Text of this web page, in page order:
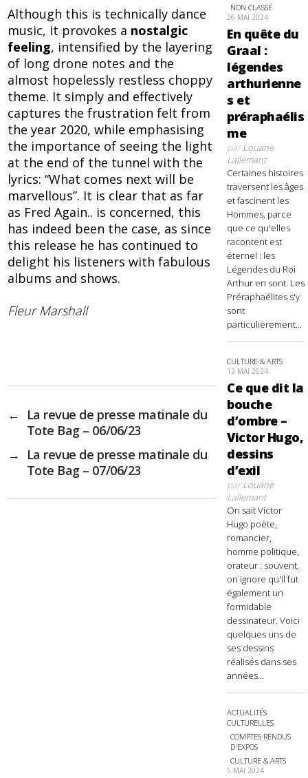
Although this is technically dance
music, it provokes a nostalgic
feeling, intensified by the layering
of long drone notes and the
almost hopelessly restless choppy
theme. It simply and effectively
captures the frustration felt from
the year 2020, while emphasising
the importance of seeing the light
at the end of the tunnel with the
lyrics: “What comes next will be
marvellous”. It is clear that as far
as Fred Again.. is concerned, this
has indeed been the case, as since
this release he has continued to
delight his listeners with fabulous
albums and shows.
Fleur Marshall
←
La revue de presse matinale du
Tote Bag – 06/06/23
→
La revue de presse matinale du
Tote Bag – 07/06/23
NON CLASSÉ
26 MAI 2024
En quête du
Graal :
légendes
arthurienne
s et
préraphaélis
me
parLouane
Lallemant
Certaines histoires
traversent les âges
et fascinent les
Hommes, parce
que ce qu'elles
racontent est
éternel : les
Légendes du Roi
Arthur en sont. Les
Préraphaélites s'y
sont
particulièrement...
CULTURE & ARTS
12 MAI 2024
Ce que dit la
bouche
d’ombre –
Victor Hugo,
dessins
d’exil
parLouane
Lallemant
On sait Victor
Hugo poète,
romancier,
homme politique,
orateur : souvent,
on ignore qu'il fut
également un
formidable
dessinateur. Voici
quelques uns de
ses dessins
réalisés dans ses
années...
ACTUALITÉS
CULTURELLES
COMPTES RENDUS
D'EXPOS
CULTURE & ARTS
5 MAI 2024